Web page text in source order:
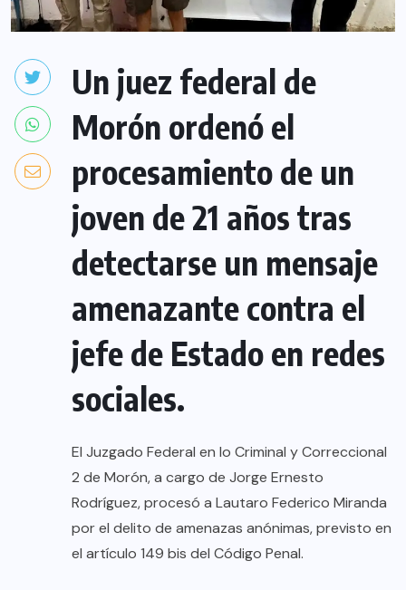
Un juez federal de
Morón ordenó el
procesamiento de un
joven de 21 años tras
detectarse un mensaje
amenazante contra el
jefe de Estado en redes
sociales.
El Juzgado Federal en lo Criminal y Correccional
2 de Morón, a cargo de Jorge Ernesto
Rodríguez, procesó a Lautaro Federico Miranda
por el delito de amenazas anónimas, previsto en
el artículo 149 bis del Código Penal.